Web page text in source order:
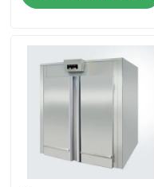
Товары
Видео
О нас
Тур по фабрике